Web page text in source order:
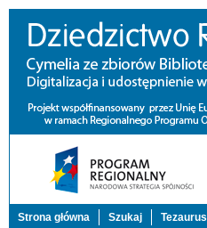
Strona główna Szukaj Tezaurus